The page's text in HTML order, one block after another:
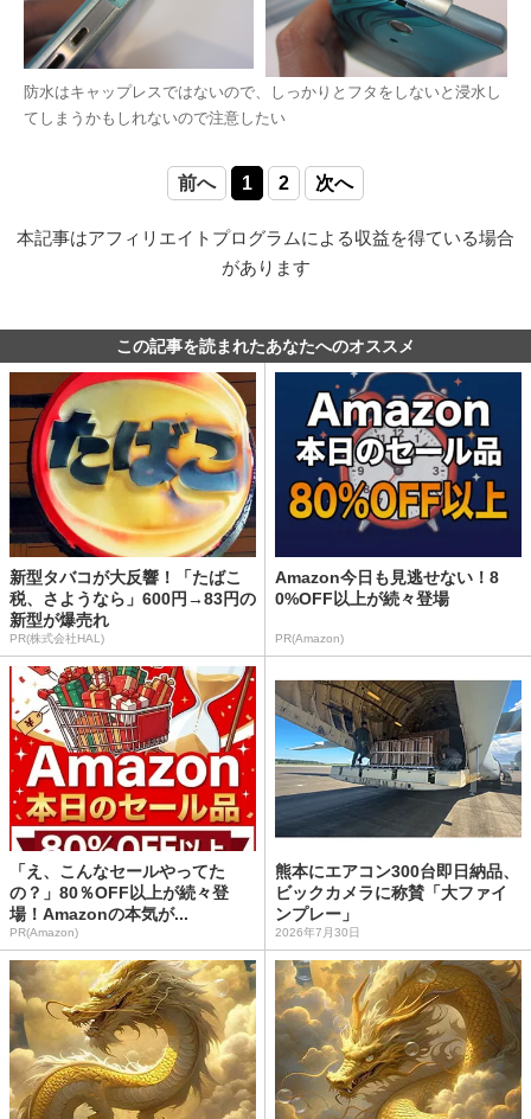
防水はキャップレスではないので、しっかりとフタをしないと浸水し
てしまうかもしれないので注意したい
前へ 1 2 次へ
本記事はアフィリエイトプログラムによる収益を得ている場合
があります
この記事を読まれたあなたへのオススメ
新型タバコが大反響！「たばこ
税、さようなら」600円→83円の
新型が爆売れ
PR(株式会社HAL)
Amazon今日も見逃せない！8
0%OFF以上が続々登場
PR(Amazon)
「え、こんなセールやってた
の？」80％OFF以上が続々登
場！Amazonの本気が...
PR(Amazon)
熊本にエアコン300台即日納品、
ビックカメラに称賛「大ファイ
ンプレー」
2026年7月30日